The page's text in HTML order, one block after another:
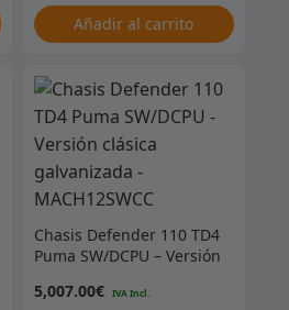
Añadir al carrito
Chasis Defender 110 TD4
Puma SW/DCPU – Versión
MACH12SWCC
5,007.00€